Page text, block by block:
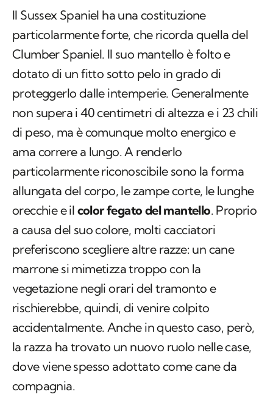
Il Sussex Spaniel ha una costituzione
particolarmente forte, che ricorda quella del
Clumber Spaniel. Il suo mantello è folto e
dotato di un fitto sotto pelo in grado di
proteggerlo dalle intemperie. Generalmente
non supera i 40 centimetri di altezza e i 23 chili
di peso, ma è comunque molto energico e
ama correre a lungo. A renderlo
particolarmente riconoscibile sono la forma
allungata del corpo, le zampe corte, le lunghe
orecchie e il color fegato del mantello. Proprio
a causa del suo colore, molti cacciatori
preferiscono scegliere altre razze: un cane
marrone si mimetizza troppo con la
vegetazione negli orari del tramonto e
rischierebbe, quindi, di venire colpito
accidentalmente. Anche in questo caso, però,
la razza ha trovato un nuovo ruolo nelle case,
dove viene spesso adottato come cane da
compagnia.